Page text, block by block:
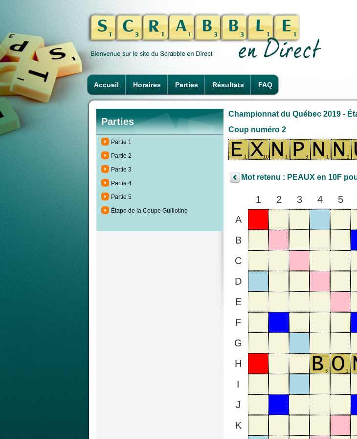
Accueil Horaires Parties Résultats FAQ
Parties
Partie 1
Partie 2
Partie 3
Partie 4
Partie 5
Étape de la Coupe Guillotine
Championnat du Québec 2019 -
Coup numéro 2
Mot retenu : PEAUX en 10F
1 2 3 4 5
A
B
C
D
E
F
G
H
I
J
K